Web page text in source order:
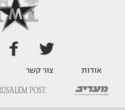
אודות צור קשר